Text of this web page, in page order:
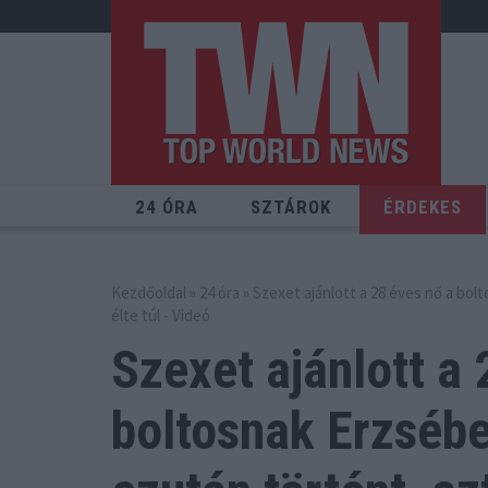
24 ÓRA SZTÁROK ÉRDEKES
Kezdőoldal » 24 óra » Szexet ajánlott a 28 éves nő a
élte túl - Videó
Szexet ajánlott a
boltosnak